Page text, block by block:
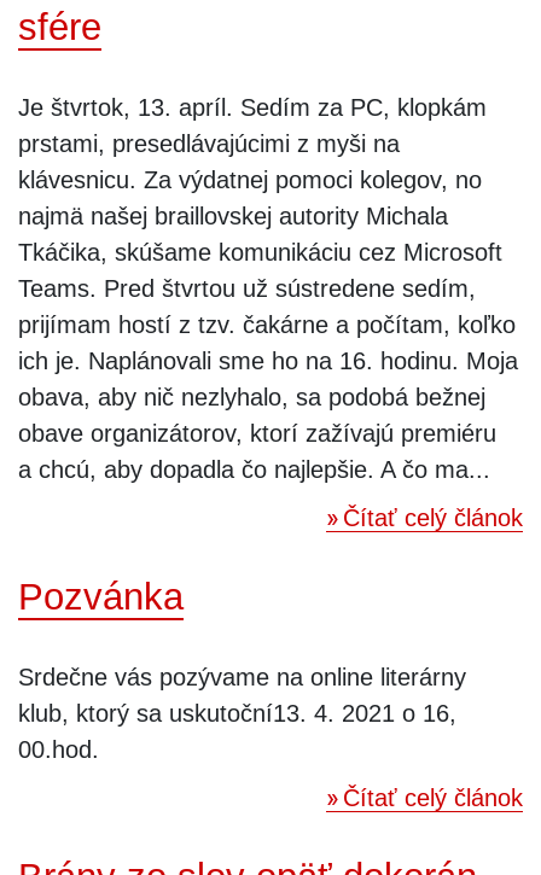
sfére
Je štvrtok, 13. apríl. Sedím za PC, klopkám
prstami, presedlávajúcimi z myši na
klávesnicu. Za výdatnej pomoci kolegov, no
najmä našej braillovskej autority Michala
Tkáčika, skúšame komunikáciu cez Microsoft
Teams. Pred štvrtou už sústredene sedím,
prijímam hostí z tzv. čakárne a počítam, koľko
ich je. Naplánovali sme ho na 16. hodinu. Moja
obava, aby nič nezlyhalo, sa podobá bežnej
obave organizátorov, ktorí zažívajú premiéru
a chcú, aby dopadla čo najlepšie. A čo ma...
Čítať celý článok
Pozvánka
Srdečne vás pozývame na online literárny
klub, ktorý sa uskutoční13. 4. 2021 o 16,
00.hod.
Čítať celý článok